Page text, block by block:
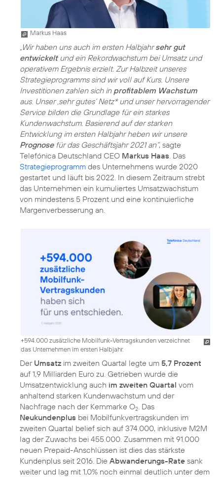
Markus Haas
„Wir haben uns auch im ersten Halbjahrsehr gut
entwickeltund ein Rekordwachstum bei Umsatz und
operativem Ergebnis erzielt. Zur Halbzeit unseres
Strategieprogramms sind wir voll auf Kurs. Unsere
Investitionen zahlen sich in profitablem Wachstum
aus. Unser ‚sehr gutes‘ Netz* und unser hervorragender
Service bilden die Grundlage für ein starkes
Kundenwachstum. Basierend auf der starken
Entwicklung im ersten Halbjahr heben wir unsere
Prognosefür das Geschäftsjahr 2021 an“, sagte
Telefónica Deutschland CEO Markus Haas. Das
Strategieprogramm des Unternehmens wurde 2020
gestartet und läuft bis 2022. In diesem Zeitraum strebt
das Unternehmen ein kumuliertes Umsatzwachstum
von mindestens 5 Prozent und eine kontinuierliche
Margenverbesserung an.
+594.000 zusätzliche Mobilfunk-Vertragskunden verzeichnet
das Unternehmen im ersten Halbjahr.
Der Umsatz im zweiten Quartal legte um 5,7 Prozent
auf 1,9 Milliarden Euro zu. Getrieben wurde die
Umsatzentwicklung auch im zweiten Quartal vom
anhaltend starken Kundenwachstum und der
Nachfrage nach der Kernmarke O2 . Das
Neukundenplus bei Mobilfunkvertragskunden im
zweiten Quartal belief sich auf 374.000, inklusive M2M
lag der Zuwachs bei 455.000. Zusammen mit 91.000
neuen Prepaid-Anschlüssen ist dies das stärkste
Kundenplus seit 2016. Die Abwanderungs-Rate sank
weiter und lag mit 1,0% noch einmal deutlich unter dem